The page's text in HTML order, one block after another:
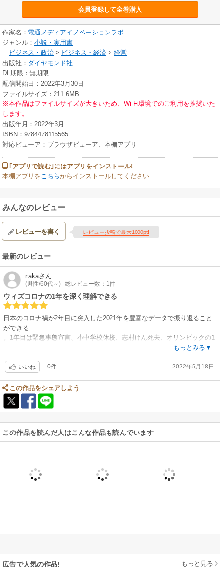
会員登録して全巻購入
作家名： 電通メディアイノベーションラボ
ジャンル： 小説・実用書
ビジネス・政治 > ビジネス・経済 > 経営
出版社： ダイヤモンド社
DL期限：無期限
配信開始日：2022年3月30日
ファイルサイズ：211.6MB
※本作品はファイルサイズが大きいため、Wi-Fi環境でのご利用を推奨いた
します。
出版年月：2022年3月
ISBN：9784478115565
対応ビューア：ブラウザビューア、本棚アプリ
｢アプリで読む｣にはアプリをインストール!
本棚アプリを こちらからインストールしてください
みんなのレビュー
レビューを書く レビュー投稿で最大1000pt!
最新のレビュー
nakaさん
(男性/60代～) 総レビュー数：1件
ウィズコロナの1年を深く理解できる
日本のコロナ禍が2年目に突入した2021年を豊富なデータで振り返ること
ができる
。1年目は緊急事態宣言、小中学校休校、志村けん死去、オリンピックの1
年延期等々、国民は得体の知れないウィルスの恐怖につつまれた。行動制
て強みを発揮した。
だ。
もっとみる▼
いいね 0件 2022年5月18日
この作品をシェアしよう
この作品を読んだ人はこんな作品も読んでいます
広告で人気の作品! もっと見る